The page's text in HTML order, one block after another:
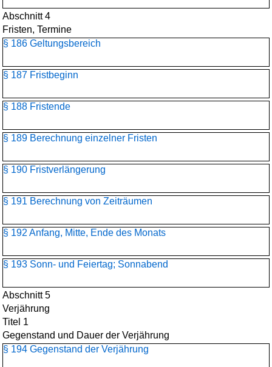
Abschnitt 4
Fristen, Termine
§ 186 Geltungsbereich
§ 187 Fristbeginn
§ 188 Fristende
§ 189 Berechnung einzelner Fristen
§ 190 Fristverlängerung
§ 191 Berechnung von Zeiträumen
§ 192 Anfang, Mitte, Ende des Monats
§ 193 Sonn- und Feiertag; Sonnabend
Abschnitt 5
Verjährung
Titel 1
Gegenstand und Dauer der Verjährung
§ 194 Gegenstand der Verjährung